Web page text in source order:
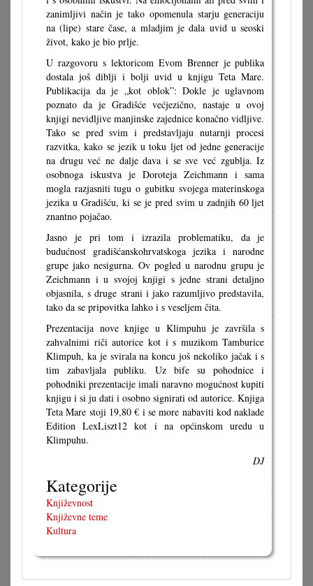
zanimljivi način je tako opomenula starju generaciju
na (lipe) stare čase, a mladjim je dala uvid u seoski
život, kako je bio prlje.
U razgovoru s lektoricom Evom Brenner je publika
dostala još diblji i bolji uvid u knjigu Teta Mare.
Publikacija da je „kot oblok”: Dokle je uglavnom
poznato da je Gradišće većjezično, nastaje u ovoj
knjigi nevidljive manjinske zajednice konačno vidljive.
Tako se pred svim i predstavljaju nutarnji procesi
razvitka, kako se jezik u toku ljet od jedne generacije
na drugu već ne dalje dava i se sve već zgublja. Iz
osobnoga iskustva je Doroteja Zeichmann i sama
mogla razjasniti tugu o gubitku svojega materinskoga
jezika u Gradišću, ki se je pred svim u zadnjih 60 ljet
znantno pojačao.
Jasno je pri tom i izrazila problematiku, da je
budućnost gradišćanskohrvatskoga jezika i narodne
grupe jako nesigurna. Ov pogled u narodnu grupu je
Zeichmann i u svojoj knjigi s jedne strani detaljno
objasnila, s druge strani i jako razumljivo predstavila,
tako da se pripovitka lahko i s veseljem čita.
Prezentacija nove knjige u Klimpuhu je završila s
zahvalnimi riči autorice kot i s muzikom Tamburice
Klimpuh, ka je svirala na koncu još nekoliko jačak i s
tim zabavljala publiku. Uz bife su pohodnice i
pohodniki prezentacije imali naravno mogućnost kupiti
knjigu i si ju dati i osobno signirati od autorice. Knjiga
Teta Mare stoji 19,80 € i se more nabaviti kod naklade
Edition LexLiszt12 kot i na općinskom uredu u
Klimpuhu.
DJ
Kategorije
Književnost
Književne teme
Kultura